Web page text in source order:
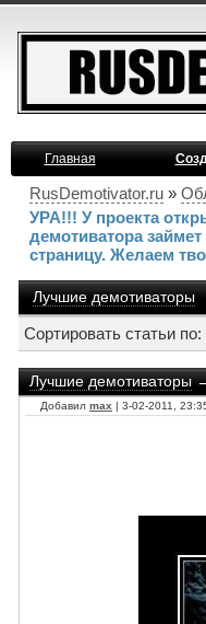
Главная
RusDemotivator.ru »
УРА!!! У проекта
демотиватора
страницу. Желаем
Лучшие демотиваторы
Сортировать статьи по:
Лучшие демотиваторы
Добавил max | 3-02-2011,